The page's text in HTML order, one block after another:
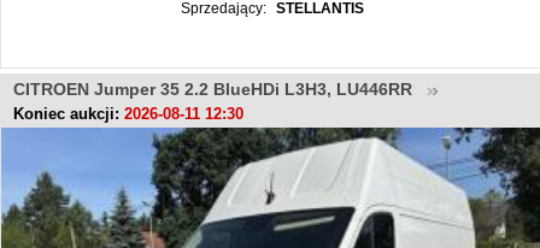
Sprzedający:
STELLANTIS
CITROEN Jumper 35 2.2 BlueHDi L3H3, LU446RR
Koniec aukcji: 2026-08-11 12:30